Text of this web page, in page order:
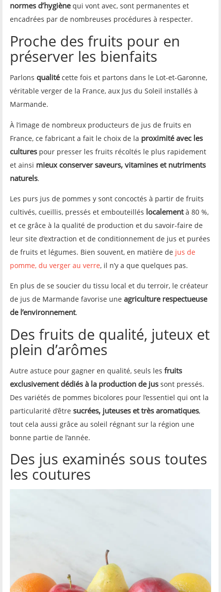
normes d’hygiènequi vont avec, sont permanentes et
encadrées par de nombreuses procédures à respecter.
Proche des fruits pour en
préserver les bienfaits
Parlons qualitécette fois et partons dans le Lot-et-Garonne,
véritable verger de la France, aux Jus du Soleil installés à
Marmande.
À l’image de nombreux producteurs de jus de fruits en
France, ce fabricant a fait le choix de la proximité avec les
cultures pour presser les fruits récoltés le plus rapidement
et ainsi mieux conserver saveurs, vitamines et nutriments
naturels.
Les purs jus de pommes y sont concoctés à partir de fruits
cultivés, cueillis, pressés et embouteillés localementà 80 %,
et ce grâce à la qualité de production et du savoir-faire de
leur site d’extraction et de conditionnement de jus et purées
de fruits et légumes. Bien souvent, en matière de jus de
pomme, du verger au verre, il n’y a que quelques pas.
En plus de se soucier du tissu local et du terroir, le créateur
de jus de Marmande favorise une agriculture respectueuse
de l’environnement.
Des fruits de qualité, juteux et
plein d’arômes
Autre astuce pour gagner en qualité, seuls les fruits
exclusivement dédiés à la production de jus sont pressés.
Des variétés de pommes bicolores pour l’essentiel qui ont la
particularité d’être sucrées, juteuses et très aromatiques,
tout cela aussi grâce au soleil régnant sur la région une
bonne partie de l’année.
Des jus examinés sous toutes
les coutures